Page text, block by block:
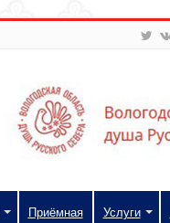
Приёмная Услуги